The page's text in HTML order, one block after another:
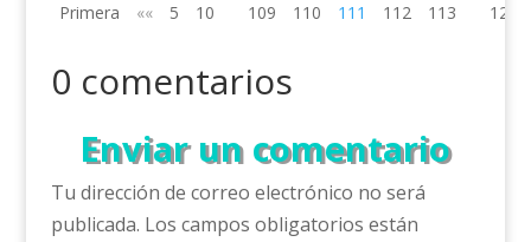
Primera «« 5 10 109 110 111 112 113 120
0 comentarios
Enviar un comentario
Tu dirección de correo electrónico no será
publicada. Los campos obligatorios están